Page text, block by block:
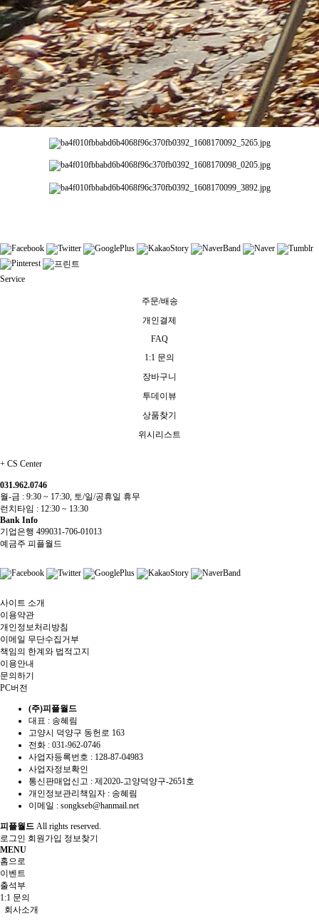
Service
주문/배송
개인결제
FAQ
1:1 문의
장바구니
투데이뷰
상품찾기
위시리스트
+ CS Center
031.962.0746
월-금 : 9:30 ~ 17:30, 토/일/공휴일 휴무
런치타임 : 12:30 ~ 13:30
Bank Info
기업은행 499031-706-01013
예금주 피플월드
사이트 소개
이용약관
개인정보처리방침
이메일 무단수집거부
책임의 한계와 법적고지
이용안내
문의하기
PC버전
(주)피플월드
대표 : 송혜림
고양시 덕양구 동헌로 163
전화 : 031-962-0746
사업자등록번호 : 128-87-04983
사업자정보확인
통신판매업신고 : 제2020-고양덕양구-2651호
개인정보관리책임자 : 송혜림
이메일 : songkseb@hanmail.net
피플월드 All rights reserved.
로그인 회원가입 정보찾기
MENU
홈으로
이벤트
출석부
1:1 문의
회사소개